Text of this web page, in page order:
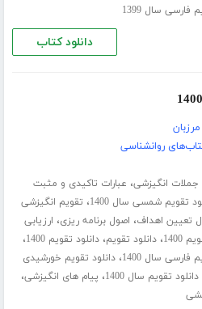
فارسی سال 1399
دانلود کتاب
روانشناسی
جملات انگیزشی، عبارات تاکیدی و مثبت
تقویم شمسی سال 1400 ، تقویم انگیزشی
تعیین اهداف، اصول برنامه ریزی، ارزیابی
1400 ،دانلود تقویم،دانلود تقویم 1400 ،
فارسی سال 1400 ،دانلود تقویم خورشیدی
دانلود تقویم سال 1400 ، پیام های انگیزشی،